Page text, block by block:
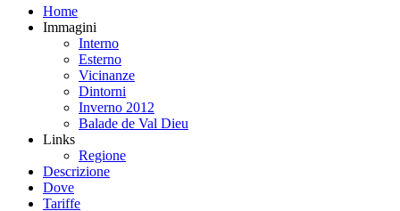
Home
Immagini
Interno
Esterno
Vicinanze
Dintorni
Inverno 2012
Balade de Val Dieu
Links
Regione
Descrizione
Dove
Tariffe